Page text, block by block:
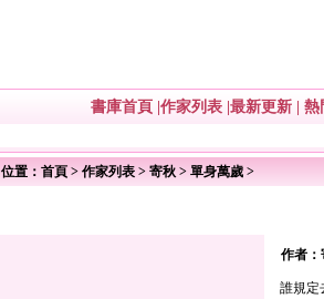
書庫首頁 作家列表 最新更新 熱
位置： 首頁 > 作家列表 > 寄秋 > 單身萬歲 >
作者：
誰規定